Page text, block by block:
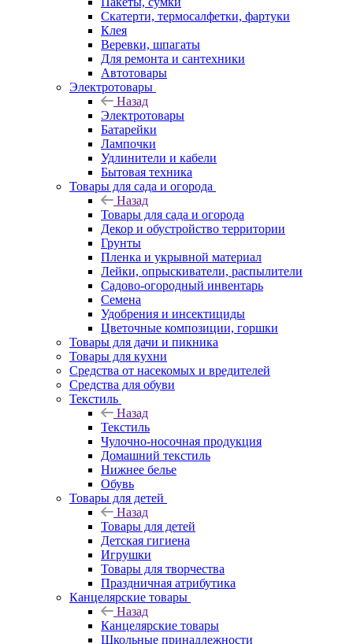
Скатерти, термосалфетки, фартуки
Клея
Веревки, шпагаты
Для ремонта и сантехники
Автотовары
Электротовары
Назад
Электротовары
Батарейки
Лампочки
Удлинители и кабели
Бытовая техника
Товары для сада и огорода
Назад
Товары для сада и огорода
Декор и обустройство территории
Грунты
Пленка и укрывной материал
Лейки, опрыскиватели, распылители
Садово-огородный инвентарь
Семена
Удобрения и инсектициды
Цветочные композиции, горшки
Товары для дачи и пикника
Товары для кухни
Средства от насекомых и вредителей
Средства для обуви
Текстиль
Назад
Текстиль
Чулочно-носочная продукция
Домашний текстиль
Нижнее белье
Обувь
Товары для детей
Назад
Товары для детей
Детская гигиена
Игрушки
Товары для творчества
Праздничная атрибутика
Канцелярские товары
Назад
Канцелярские товары
Школьные принадлежности